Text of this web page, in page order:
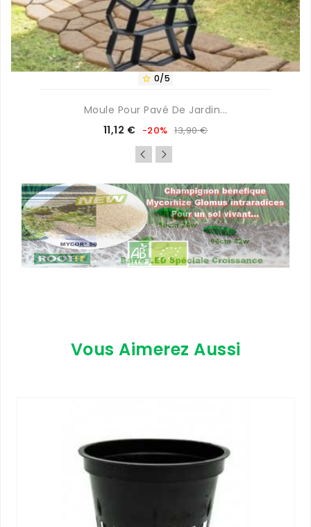
 0/5
Moule Pour Pavé De Jardin...
Prix
11,12 € Prix
de
base
-20% 13,90 €
Vous Aimerez Aussi